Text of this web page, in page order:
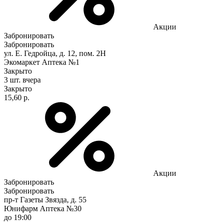
Акции
Забронировать
Забронировать
ул. Е. Гедройца, д. 12, пом. 2Н
Экомаркет Аптека №1
Закрыто
3 шт. вчера
Закрыто
15,60 р.
Акции
Забронировать
Забронировать
пр-т Газеты Звязда, д. 55
Юнифарм Аптека №30
до 19:00